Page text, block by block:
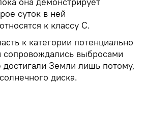
суток в ней
к классу C.
к категории потенциально
выбросами
Земли лишь потому,
диска.